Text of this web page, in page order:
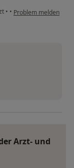
• • Problem melden
Arzt- und